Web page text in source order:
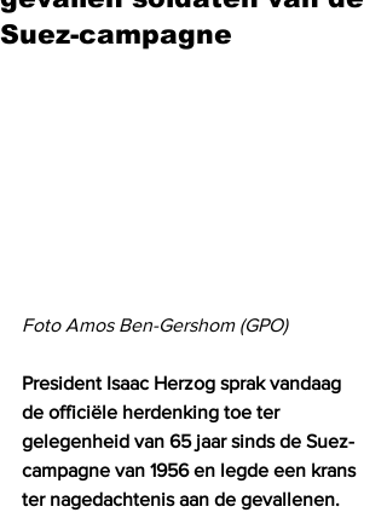
Suez-campagne
Foto Amos Ben-Gershom (GPO)
President Isaac Herzog sprak vandaag
de officiële herdenking toe ter
gelegenheid van 65 jaar sinds de Suez-
campagne van 1956 en legde een krans
ter nagedachtenis aan de gevallenen.